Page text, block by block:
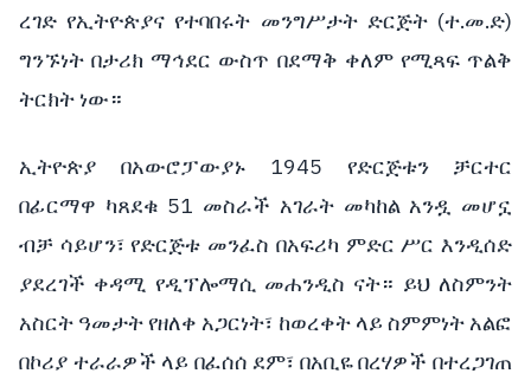
ረገድ የኢትዮጵያና የተባበሩት መንግሥታት ድርጅት (ተ.መ.ድ)
ግንኙነት በታሪክ ማኅደር ውስጥ በደማቅ ቀለም የሚጻፍ ጥልቅ
ትርክት ነው።
ኢትዮጵያ በአውሮፓውያኑ 1945 የድርጅቱን ቻርተር
በፊርማዋ ካጸደቁ 51 መስራች አገራት መካከል አንዷ መሆኗ
ብቻ ሳይሆን፣ የድርጅቱ መንፈስ በአፍሪካ ምድር ሥር እንዲሰድ
ያደረገች ቀዳሚ የዲፕሎማሲ መሐንዲስ ናት። ይህ ለስምንት
አስርት ዓመታት የዘለቀ አጋርነት፣ ከወረቀት ላይ ስምምነት አልፎ
በኮሪያ ተራራዎች ላይ በፈሰሰ ደም፣ በአቢዬ በረሃዎች በተረጋገጠ